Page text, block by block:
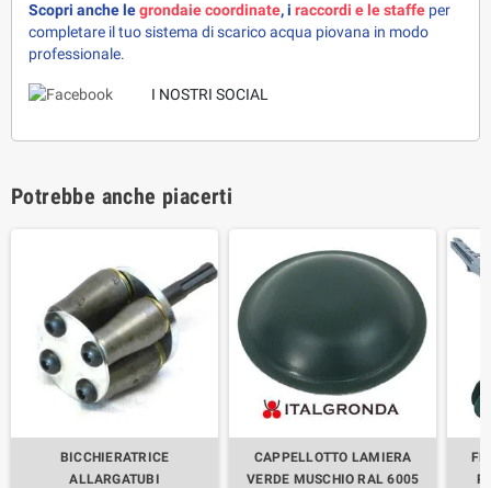
Scopri anche le grondaie coordinate, i raccordi e le staffe per
completare il tuo sistema di scarico acqua piovana in modo
professionale.
I NOSTRI SOCIAL
Potrebbe anche piacerti
BICCHIERATRICE
ALLARGATUBI
CAPPELLOTTO LAMIERA
VERDE MUSCHIO RAL 6005